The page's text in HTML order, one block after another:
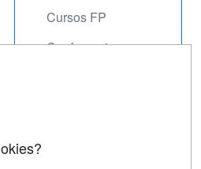
Cursos FP
Conferencias